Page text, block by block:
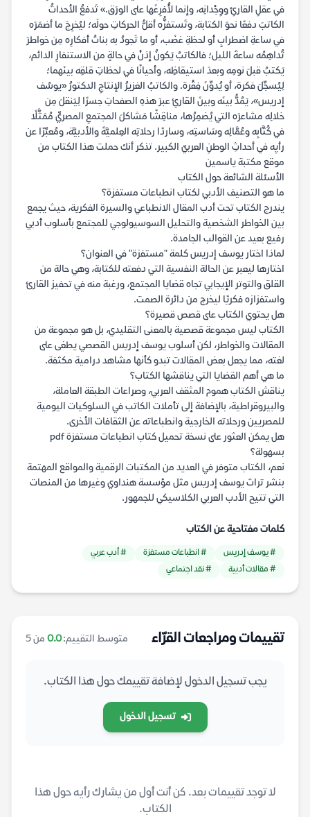
في عقلِ القارئِ ووِجْدانِه، وإنما لأُفرِغَها على الورَق.» تَدفعُ الأحداثُ
الكاتبَ دفعًا نحوَ الكتابة، وتَستفزُّه أقلُّ الحركاتِ حولَه؛ ليُخرِجَ ما أضمَرَه
في ساعةِ اضطرابٍ أو لحظةِ غضَب، أو ما تَجودُ به بناتُ أفكارِه مِن خواطرَ
تُداهِمُه ساعةَ الليل؛ فالكاتبُ يَكونُ إذنْ في حالةٍ من الاستنفارِ الدائم،
يَكتبُ قبلَ نومِه وبعدَ استيقاظِه، وأحيانًا في لحظاتِ قلقِه بينَهما؛
لِيُسجِّلَ فكرة، أو يُدوِّنَ فِقْرة. والكاتبُ الغزيرُ الإنتاجِ الدكتورُ «يوسُف
إدريس»، يَمُدُّ بينَه وبينَ القارئِ عبرَ هذهِ الصفحاتِ جسرًا لِيَنقلَ مِن
خلالِه مشاعرَه التي يُضمِرُها، مناقِشًا مَشاكلَ المجتمعِ المصريِّ مُمَثَّلًا
في كُتَّابِه وعُمَّالِه وسَاستِه، وساردًا رحلاتِه العِلميَّةَ والأدبيَّة، ومُعبِّرًا عن
رأيِه في أحداثِ الوطنِ العربيِّ الكبير. تذكر أنك حملت هذا الكتاب من
موقع مكتبة ياسمين
الأسئلة الشائعة حول الكتاب
ما هو التصنيف الأدبي لكتاب انطباعات مستفزة؟
يندرج الكتاب تحت أدب المقال الانطباعي والسيرة الفكرية، حيث يجمع
بين الخواطر الشخصية والتحليل السوسيولوجي للمجتمع بأسلوب أدبي
رفيع بعيد عن القوالب الجامدة.
لماذا اختار يوسف إدريس كلمة "مستفزة" في العنوان؟
اختارها ليعبر عن الحالة النفسية التي دفعته للكتابة، وهي حالة من
القلق والتوتر الإيجابي تجاه قضايا المجتمع، ورغبة منه في تحفيز القارئ
واستفزازه فكريًا ليخرج من دائرة الصمت.
هل يحتوي الكتاب على قصص قصيرة؟
الكتاب ليس مجموعة قصصية بالمعنى التقليدي، بل هو مجموعة من
المقالات والخواطر، لكن أسلوب يوسف إدريس القصصي يطغى على
لغته، مما يجعل بعض المقالات تبدو كأنها مشاهد درامية مكثفة.
ما هي أهم القضايا التي يناقشها الكتاب؟
يناقش الكتاب هموم المثقف العربي، وصراعات الطبقة العاملة،
والبيروقراطية، بالإضافة إلى تأملات الكاتب في السلوكيات اليومية
للمصريين ورحلاته الخارجية وانطباعاته عن الثقافات الأخرى.
هل يمكن العثور على نسخة تحميل كتاب انطباعات مستفزة pdf
بسهولة؟
نعم، الكتاب متوفر في العديد من المكتبات الرقمية والمواقع المهتمة
بنشر تراث يوسف إدريس مثل مؤسسة هنداوي وغيرها من المنصات
التي تتيح الأدب العربي الكلاسيكي للجمهور.
كلمات مفتاحية عن الكتاب
# يوسف إدريس # انطباعات مستفزة
# أدب عربي
# مقالات أدبية
# نقد اجتماعي
تقييمات ومراجعات القرّاء متوسط التقييم:0.0 من 5
يجب تسجيل الدخول لإضافة تقييمك حول هذا الكتاب.
تسجيل الدخول
لا توجد تقييمات بعد. كن أنت أول من يشارك رأيه حول هذا
الكتاب.